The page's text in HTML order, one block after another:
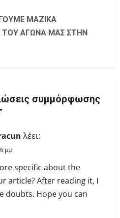
ΜΑΖΙΚΑ
ΤΟΥ ΑΓΩΝΑ ΜΑΣ ΣΤΗΝ
συμμόρφωσης
λέει:
μμ
specific about the
article? After reading it, I
doubts. Hope you can